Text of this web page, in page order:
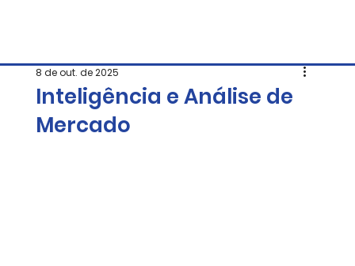
Inteligência e Análise de
Mercado
8 de out. de 2025